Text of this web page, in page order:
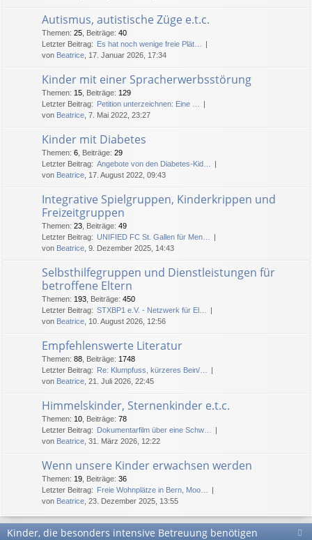
Autismus, autistische Züge e.t.c.
Themen: 25 Beiträge: 40
Letzter Beitrag: Es hat noch wenige freie Plät…
von Beatrice , 17. Januar 2026, 17:34
Kinder mit einer Spracherwerbsstörung
Themen: 15 Beiträge: 129
Letzter Beitrag: Petition unterzeichnen: Eine …
von Beatrice , 7. Mai 2022, 23:27
Kinder mit Diabetes
Themen: 6 Beiträge: 29
Letzter Beitrag: Angebote von den Diabetes-Kid…
von Beatrice , 17. August 2022, 09:43
Integrative Spielgruppen, Kinderkrippen und
Freizeitgruppen
Themen: 23 Beiträge: 49
Letzter Beitrag: UNIFIED FC St. Gallen für Men…
von Beatrice , 9. Dezember 2025, 14:43
Selbsthilfegruppen und Dienstleistungen für
betroffene Eltern
Themen: 193 Beiträge: 450
Letzter Beitrag: STXBP1 e.V. - Netzwerk für El…
von Beatrice , 10. August 2026, 12:56
Empfehlenswerte Literatur
Themen: 88 Beiträge: 1748
Letzter Beitrag: Re: Klumpfuss, kürzeres Bein/…
von Beatrice , 21. Juli 2026, 22:45
Himmelskinder, Sternenkinder e.t.c.
Themen: 10 Beiträge: 78
Letzter Beitrag: Dokumentarfilm über eine Schw…
von Beatrice , 31. März 2026, 12:22
Wenn unsere Kinder erwachsen werden
Themen: 19 Beiträge: 36
Letzter Beitrag: Freie Wohnplätze in Bern, Moo…
von Beatrice , 23. Dezember 2025, 13:55
Kinder, die besonders intensive Betreuung benötigen